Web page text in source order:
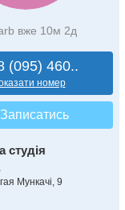
вже 10м 2д
(095) 460..
номер
студія
Мункачі, 9